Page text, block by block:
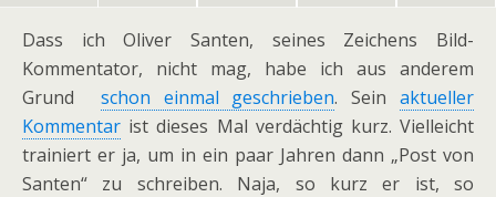
Dass ich Oliver Santen, seines Zeichens Bild-
Kommentator, nicht mag, habe ich aus anderem
Grund schon einmal geschrieben. Seinaktueller
Kommentar ist dieses Mal verdächtig kurz. Vielleicht
trainiert er ja, um in ein paar Jahren dann „Post von
Santen“ zu schreiben. Naja, so kurz er ist, so